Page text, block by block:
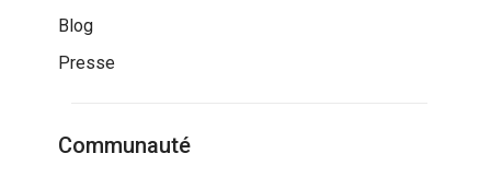
Blog
Presse
Communauté